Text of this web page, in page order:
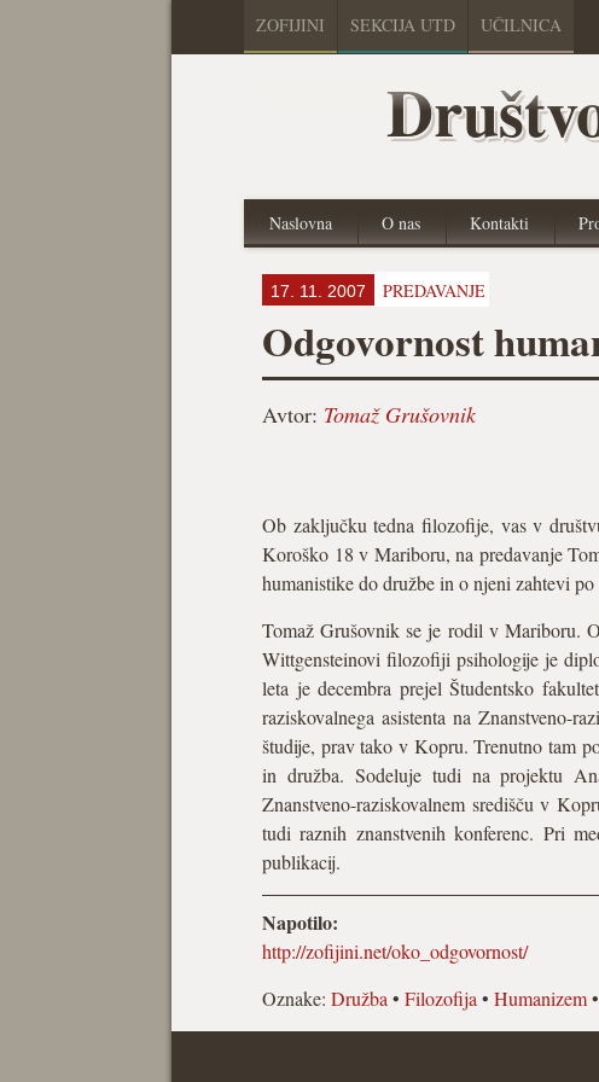
ZOFIJINI SEKCIJA UTD UČILNICA
Naslovna O nas Kontakti
17. 11. 2007 PREDAVANJE
Odgovornost
Avtor: Tomaž Grušovnik
Ob zaključku tedna filozofije, vas v
Koroško 18 v Mariboru, na predavanje
humanistike do družbe in o njeni zahtevi po
Tomaž Grušovnik se je rodil v Mariboru.
Wittgensteinovi filozofiji psihologije je
leta je decembra prejel Študentsko
raziskovalnega asistenta na Znanstveno-
študije, prav tako v Kopru. Trenutno tam
in družba. Sodeluje tudi na projektu
Znanstveno-raziskovalnem središču v
tudi raznih znanstvenih konferenc. Pri
publikacij.
Napotilo:
http://zofijini.net/oko_odgovornost/
Oznake: Družba • Filozofija • Humanizem•